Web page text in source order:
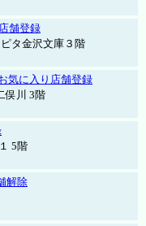
舗登録
タ金沢文庫３階
気に入り店舗登録
俣川 3階
5階
解除